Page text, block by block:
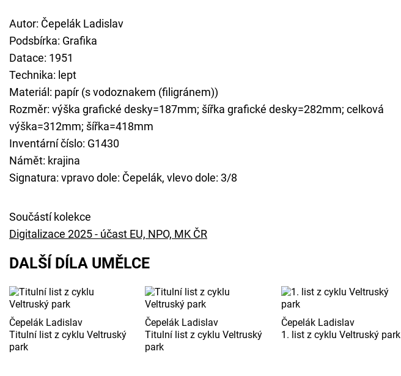
Autor: Čepelák Ladislav
Podsbírka: Grafika
Datace: 1951
Technika: lept
Materiál: papír (s vodoznakem (filigránem))
Rozměr: výška grafické desky=187mm; šířka grafické desky=282mm; celková
výška=312mm; šířka=418mm
Inventární číslo: G1430
Námět: krajina
Signatura: vpravo dole: Čepelák, vlevo dole: 3/8
Součástí kolekce
Digitalizace 2025 - účast EU, NPO, MK ČR
DALŠÍ DÍLA UMĚLCE
Čepelák Ladislav
Titulní list z cyklu Veltruský
park
Čepelák Ladislav
Titulní list z cyklu Veltruský
park
Čepelák Ladislav
1. list z cyklu Veltruský park